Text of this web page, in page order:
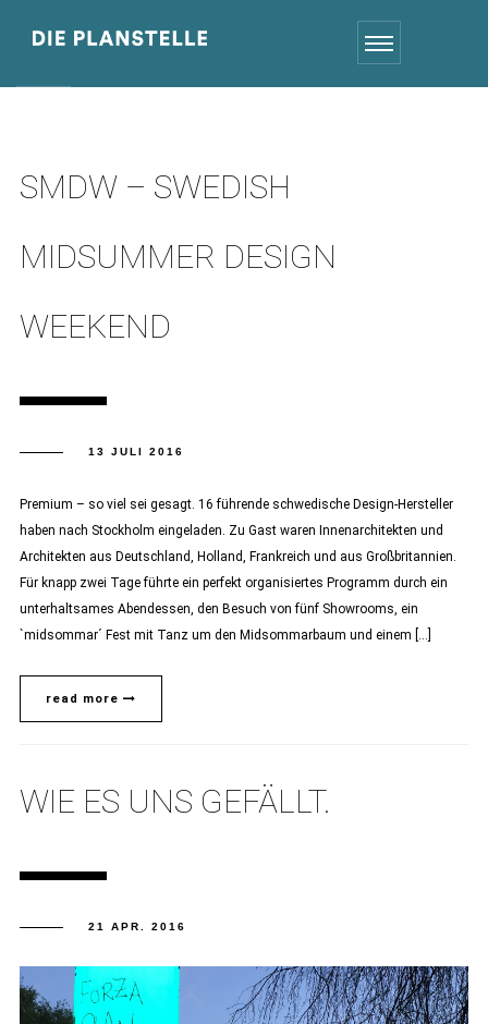
SMDW – SWEDISH
MIDSUMMER DESIGN
WEEKEND
13 JULI 2016
Premium – so viel sei gesagt. 16 führende schwedische Design-Hersteller
haben nach Stockholm eingeladen. Zu Gast waren Innenarchitekten und
Architekten aus Deutschland, Holland, Frankreich und aus Großbritannien.
Für knapp zwei Tage führte ein perfekt organisiertes Programm durch ein
unterhaltsames Abendessen, den Besuch von fünf Showrooms, ein
`midsommar´ Fest mit Tanz um den Midsommarbaum und einem […]
read more
WIE ES UNS GEFÄLLT.
21 APR. 2016